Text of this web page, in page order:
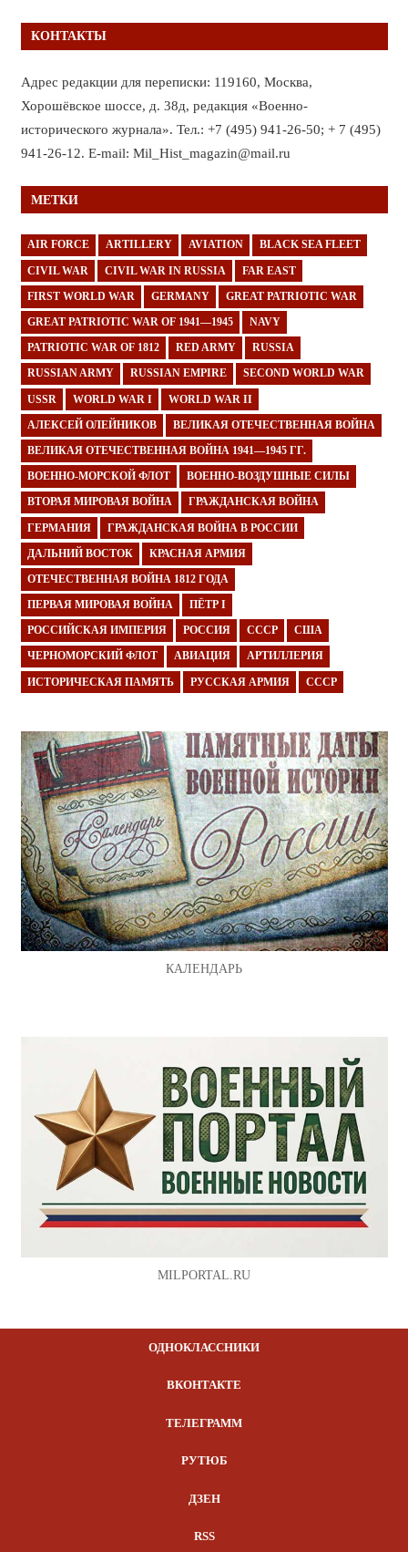
КОНТАКТЫ
Адрес редакции для переписки: 119160, Москва,
Хорошёвское шоссе, д. 38д, редакция «Военно-
исторического журнала». Тел.: +7 (495) 941-26-50; + 7 (495)
941-26-12. E-mail: Mil_Hist_magazin@mail.ru
МЕТКИ
AIR FORCE ARTILLERY AVIATION BLACK SEA FLEET
CIVIL WAR CIVIL WAR IN RUSSIA FAR EAST
FIRST WORLD WAR GERMANY GREAT PATRIOTIC WAR
GREAT PATRIOTIC WAR OF 1941—1945 NAVY
PATRIOTIC WAR OF 1812 RED ARMY RUSSIA
RUSSIAN ARMY RUSSIAN EMPIRE SECOND WORLD WAR
USSR WORLD WAR I WORLD WAR II
АЛЕКСЕЙ ОЛЕЙНИКОВ ВЕЛИКАЯ ОТЕЧЕСТВЕННАЯ ВОЙНА
ВЕЛИКАЯ ОТЕЧЕСТВЕННАЯ ВОЙНА 1941—1945 ГГ.
ВОЕННО-МОРСКОЙ ФЛОТ ВОЕННО-ВОЗДУШНЫЕ СИЛЫ
ВТОРАЯ МИРОВАЯ ВОЙНА ГРАЖДАНСКАЯ ВОЙНА
ГЕРМАНИЯ ГРАЖДАНСКАЯ ВОЙНА В РОССИИ
ДАЛЬНИЙ ВОСТОК КРАСНАЯ АРМИЯ
ОТЕЧЕСТВЕННАЯ ВОЙНА 1812 ГОДА
ПЕРВАЯ МИРОВАЯ ВОЙНА ПЁТР I
РОССИЙСКАЯ ИМПЕРИЯ РОССИЯ СССР США
ЧЕРНОМОРСКИЙ ФЛОТ АВИАЦИЯ АРТИЛЛЕРИЯ
ИСТОРИЧЕСКАЯ ПАМЯТЬ РУССКАЯ АРМИЯ СССР
КАЛЕНДАРЬ
MILPORTAL.RU
ОДНОКЛАССНИКИ
ВКОНТАКТЕ
ТЕЛЕГРАММ
РУТЮБ
ДЗЕН
RSS